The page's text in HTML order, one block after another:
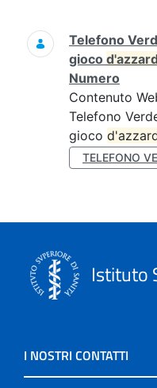
Ricerca
Telefono
gioco
Numero
Contenuto
Telefono
gioco
TELEFONO
Istituto
I NOSTRI CONTATTI